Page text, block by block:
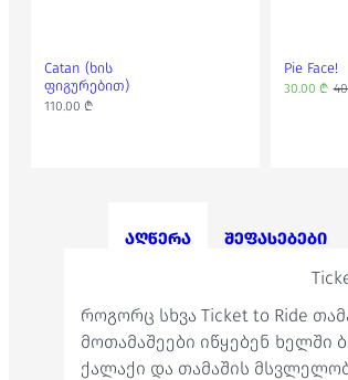
Catan (ხის
ფიგურებით)
110.00 ₾
Pie Face!
30.00 ₾
აღწერა შეფასებები
როგორც სხვა Ticket to Ride
მოთამაშეები იწყებენ
ქალაქი და თამაშის